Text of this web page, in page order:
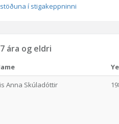
í stigakeppninni
ára og eldri
Anna Skúladóttir